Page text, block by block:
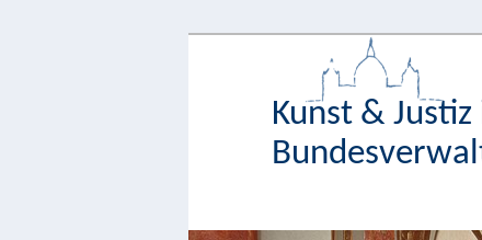
Kunst & Justiz